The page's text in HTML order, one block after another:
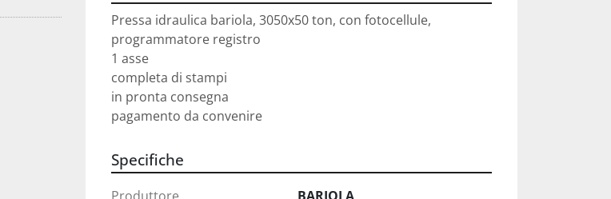
Pressa idraulica bariola, 3050x50 ton, con fotocellule,
programmatore registro
1 asse
completa di stampi
in pronta consegna
pagamento da convenire
Specifiche